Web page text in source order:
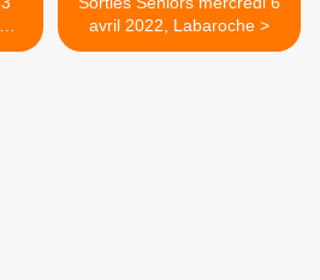
avril 2022, Labaroche >